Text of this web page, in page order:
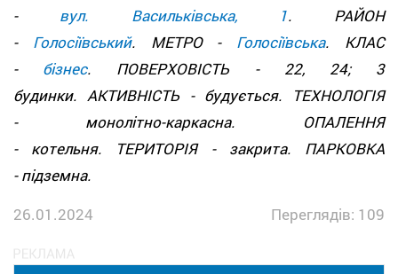
- вул. Васильківська, 1. РАЙОН
- Голосіївський. МЕТРО - Голосіївська. КЛАС
- бізнес. ПОВЕРХОВІСТЬ - 22, 24; 3
будинки. АКТИВНІСТЬ - будується. ТЕХНОЛОГІЯ
- монолітно-каркасна. ОПАЛЕННЯ
- котельня. ТЕРИТОРІЯ - закрита. ПАРКОВКА
- підземна.
26.01.2024
Переглядів: 109